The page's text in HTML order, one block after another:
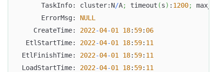
      TaskInfo: cluster:N
/A; timeout (s) : 1200;
      ErrorMsg:
NULL
    CreateTime:
2022-04-01 18: 59: 06
  EtlStartTime:
2022-04-01 18: 59: 11
EtlFinishTime: 2022-04-01 18: 59: 11
LoadStartTime: 2022-04-01 18: 59: 11